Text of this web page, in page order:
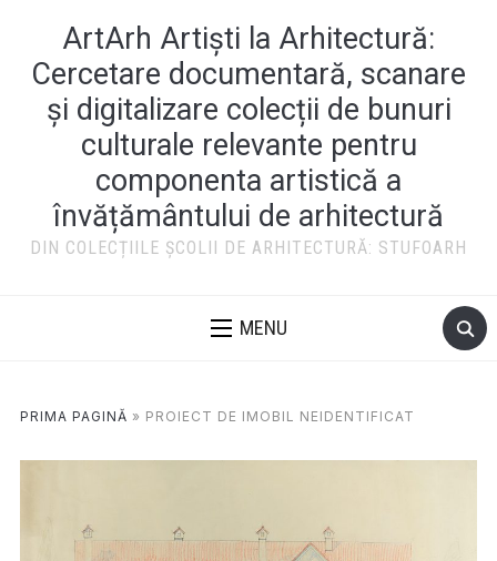
ArtArh Artiști la Arhitectură:
Cercetare documentară, scanare
și digitalizare colecții de bunuri
culturale relevante pentru
componenta artistică a
învățământului de arhitectură
DIN COLECȚIILE ȘCOLII DE ARHITECTURĂ: STUFOARH
MENU
PRIMA PAGINĂ » PROIECT DE IMOBIL NEIDENTIFICAT